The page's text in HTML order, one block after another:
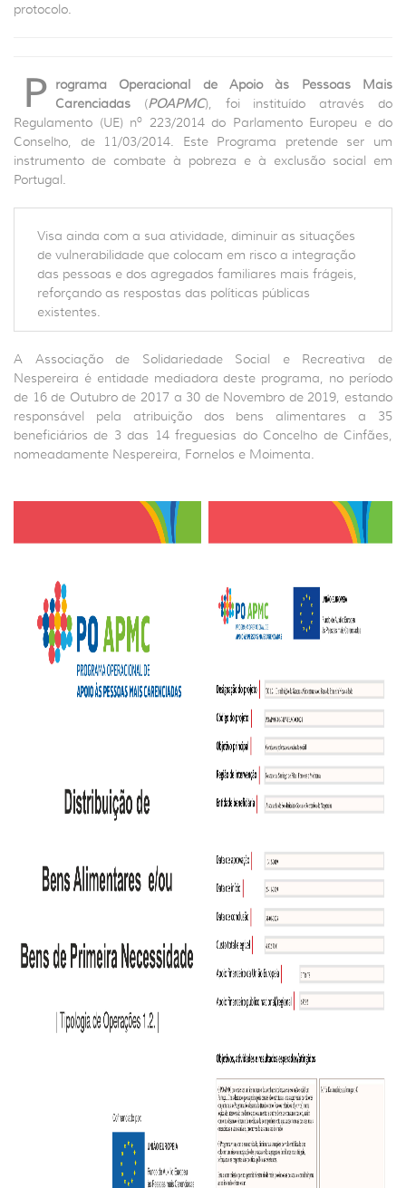
protocolo.
P
rograma Operacional de Apoio às Pessoas Mais
Carenciadas (POAPMC), foi instituído através do
Regulamento (UE) nº 223/2014 do Parlamento Europeu e do
Conselho, de 11/03/2014. Este Programa pretende ser um
instrumento de combate à pobreza e à exclusão social em
Portugal.
Visa ainda com a sua atividade, diminuir as situações
de vulnerabilidade que colocam em risco a integração
das pessoas e dos agregados familiares mais frágeis,
reforçando as respostas das políticas públicas
existentes.
A Associação de Solidariedade Social e Recreativa de
Nespereira é entidade mediadora deste programa, no período
de 16 de Outubro de 2017 a 30 de Novembro de 2019, estando
responsável pela atribuição dos bens alimentares a 35
beneficiários de 3 das 14 freguesias do Concelho de Cinfães,
nomeadamente Nespereira, Fornelos e Moimenta.